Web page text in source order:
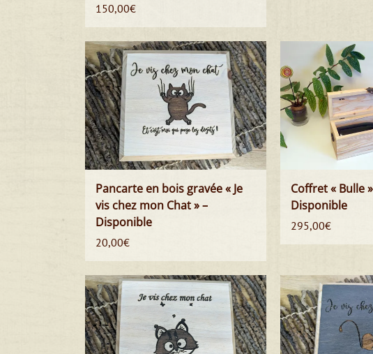
150,00€
Pancarte en bois gravée « Je
vis chez mon Chat » –
Disponible
20,00€
Coffret « Bulle
Disponible
295,00€